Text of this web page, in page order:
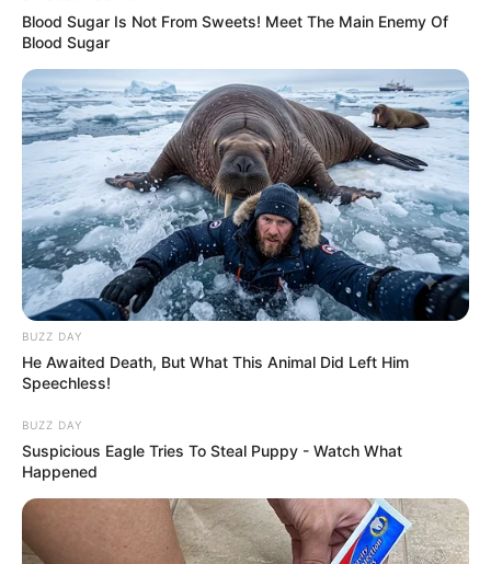
Blood Sugar Is Not From Sweets! Meet The Main Enemy Of
Blood Sugar
BUZZ DAY
He Awaited Death, But What This Animal Did Left Him
Speechless!
BUZZ DAY
Suspicious Eagle Tries To Steal Puppy - Watch What
Happened